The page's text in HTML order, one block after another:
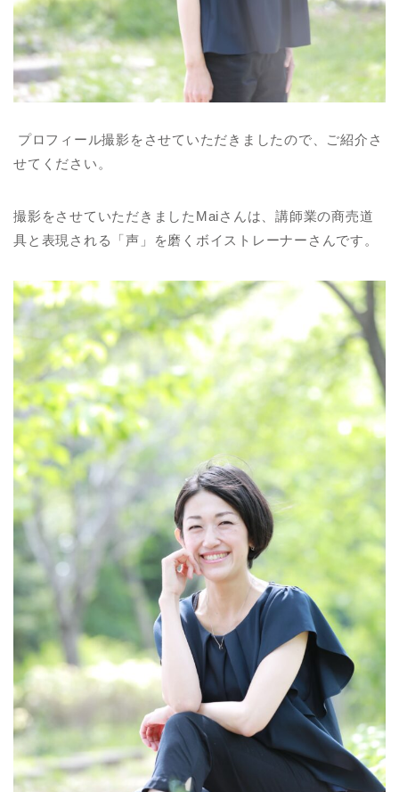
プロフィール撮影をさせていただきましたので、ご紹介さ
せてください。
撮影をさせていただきましたMaiさんは、講師業の商売道
具と表現される「声」を磨くボイストレーナーさんです。